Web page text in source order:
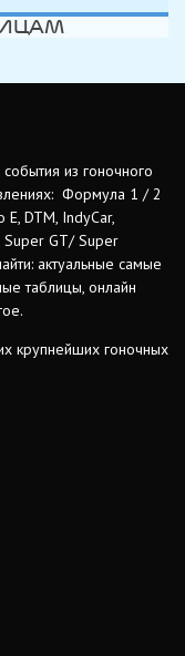
из гоночного
Формула 1 / 2
DTM, IndyCar,
Super GT/ Super
актуальные самые
таблицы, онлайн
крупнейших гоночных